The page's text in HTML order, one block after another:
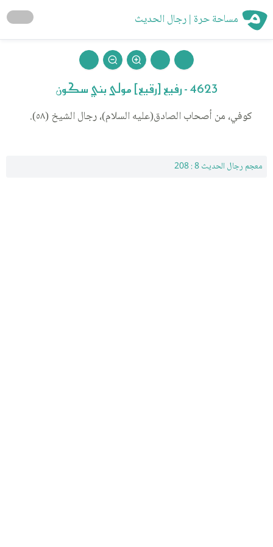
مساحة حرة | رجال الحديث
4623 - رفيع [رقيع] مولى بني سكون
كوفي، من أصحاب الصادق(عليه السلام)، رجال الشيخ (٥٨).
معجم رجال الحديث 8 : 208